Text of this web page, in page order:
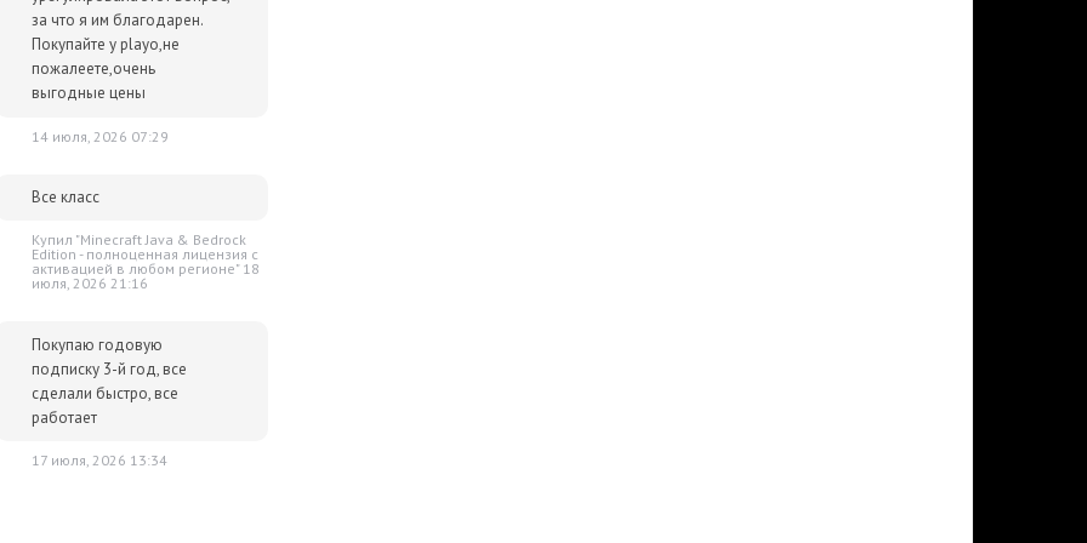
звериной ярости упадет слишком низко, в армии начнутся
По умолчанию эти армии находятся в режиме засады, не
позволяя сосредоточиться на инфраструктуре и найме
троп.
режим налета. В нем они получают доход, накапливают
за что я им благодарен.
Покупайте у playo,не
пожалеете,очень
выгодные цены
14 июля, 2026 07:29
Все класс
Купил "Minecraft Java & Bedrock
Edition - полноценная лицензия c
активацией в любом регионе" 18
июля, 2026 21:16
Покупаю годовую
подписку 3-й год, все
сделали быстро, все
работает
17 июля, 2026 13:34